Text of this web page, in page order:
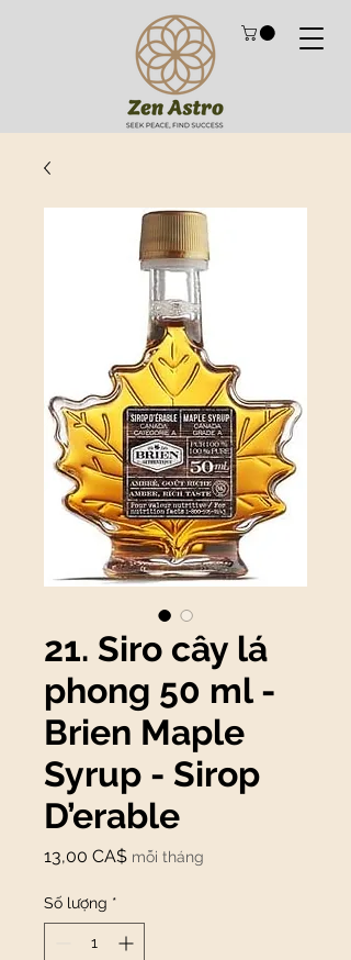
21. Siro cây lá
phong 50 ml -
Brien Maple
Syrup - Sirop
D’erable
13,00 CA$Giá
mỗi tháng
Số lượng *